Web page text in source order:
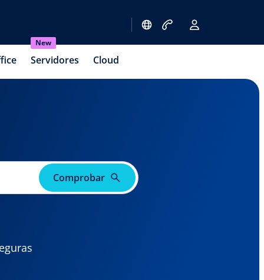
New
Servidores Cloud
Comprobar